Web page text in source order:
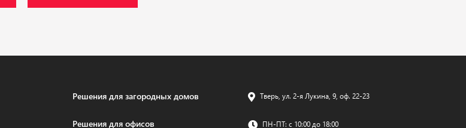
Решения для загородных домов
Решения для офисов
Тверь, ул. 2-я Лукина, 9, оф. 22-23
ПН-ПТ: c 10:00 до 18:00